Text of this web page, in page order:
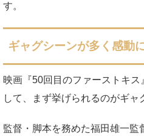
す。
ギャグシーンが多く感動
映画『50回目のファーストキ
して、まず挙げられるのがギャ
監督・脚本を務めた福田雄一監